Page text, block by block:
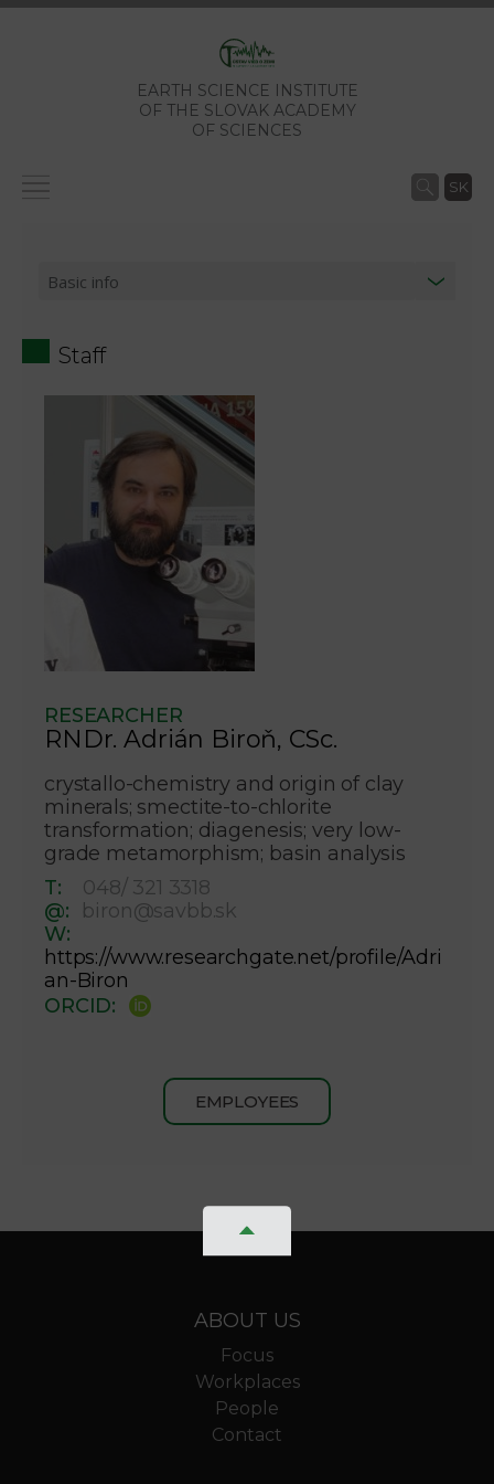
EARTH SCIENCE INSTITUTE
OF THE SLOVAK ACADEMY
OF SCIENCES
SK
Staff
RESEARCHER
RNDr. Adrián Biroň, CSc.
crystallo-chemistry and origin of clay
minerals; smectite-to-chlorite
transformation; diagenesis; very low-
grade metamorphism; basin analysis
T:
048/ 321 3318
@:
biron@savbb.sk
W:
https://www.researchgate.net/profile/Adri
an-Biron
ORCID:
EMPLOYEES
ABOUT US
Focus
Workplaces
People
Contact